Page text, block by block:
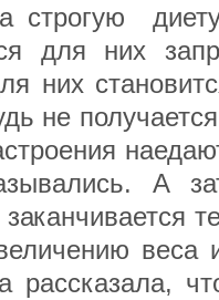
строгую
для них
них
не
А
веса
рассказала,